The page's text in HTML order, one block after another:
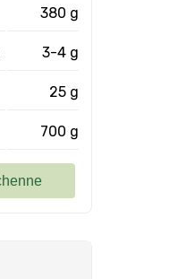
380 g
3-4 g
25 g
700 g